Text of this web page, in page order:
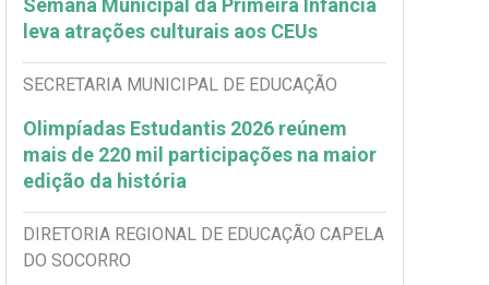
Semana Municipal da Primeira Infância
leva atrações culturais aos CEUs
SECRETARIA MUNICIPAL DE EDUCAÇÃO
Olimpíadas Estudantis 2026 reúnem
mais de 220 mil participações na maior
edição da história
DIRETORIA REGIONAL DE EDUCAÇÃO CAPELA
DO SOCORRO